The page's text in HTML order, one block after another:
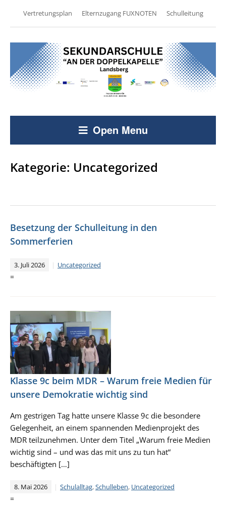
Vertretungsplan Elternzugang FUXNOTEN Schulleitung
Open Menu
Kategorie: Uncategorized
Besetzung der Schulleitung in den
Sommerferien
3. Juli 2026 Uncategorized
=
Klasse 9c beim MDR – Warum freie Medien für
unsere Demokratie wichtig sind
Am gestrigen Tag hatte unsere Klasse 9c die besondere
Gelegenheit, an einem spannenden Medienprojekt des
MDR teilzunehmen. Unter dem Titel „Warum freie Medien
wichtig sind – und was das mit uns zu tun hat“
beschäftigten […]
8. Mai 2026 Schulalltag,Schulleben, Uncategorized
=